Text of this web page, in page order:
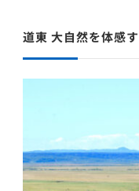
道東 大自然を体感